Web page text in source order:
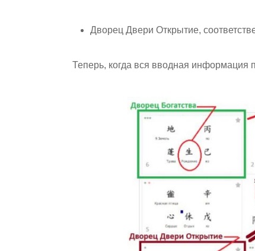
Дворец Двери Открытие,
Теперь, когда вся вводная информация